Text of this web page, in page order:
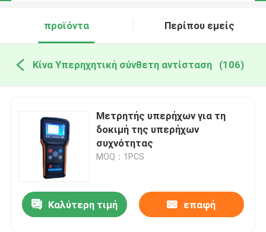
προϊόντα Περίπου εμείς
Κίνα Υπερηχητική σύνθετη αντίσταση (106)
Μετρητής υπερήχων για τη
δοκιμή της υπερήχων
συχνότητας
MOQ：1PCS
Καλύτερη τιμή επαφή